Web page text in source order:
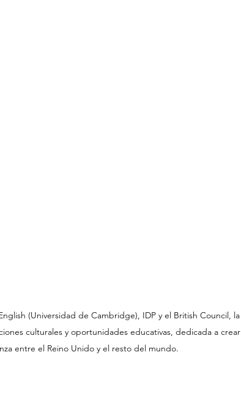
(Universidad de Cambridge), IDP y el British Council, la
culturales y oportunidades educativas, dedicada a crear
entre el Reino Unido y el resto del mundo.